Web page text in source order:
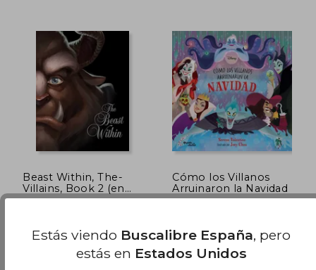
22,72 €
Beast Within, The-
Villains, Book 2 (en
Inglés)
Disney Press, Tapa Dura,
Cómo los Villanos
Arruinaron la Navidad
Planeta, Tapa Blanda,
Estás viendo Buscalibre España, pero
estás en Estados Unidos